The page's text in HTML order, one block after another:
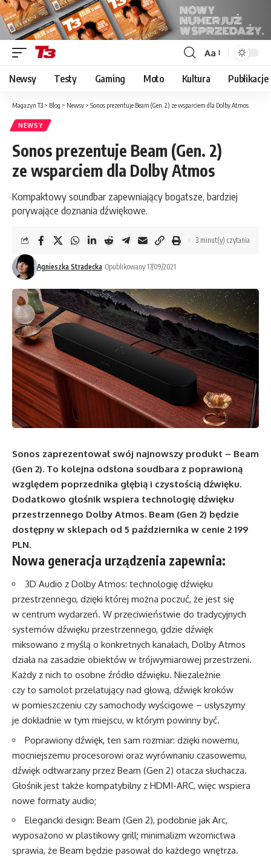
Font
Resizer
Aa
Newsy Testy Gaming Moto Kultura Publikacje
Magazyn T3 > Blog > Newsy > Sonos prezentuje Beam (Gen. 2) ze wsparciem dla Dolby Atmos
NEWSY
Sonos prezentuje Beam (Gen. 2)
ze wsparciem dla Dolby Atmos
Kompaktowy soundbar zapewniający bogatsze, bardziej
porywające doznania dźwiękowe.
Agnieszka Stradecka Opublikowany 17/09/2021
3 minut(y) czytania
Sonos zaprezentował swój najnowszy produkt – Beam
(Gen 2). To kolejna odsłona soudbara z poprawioną
względem poprzednika głębią i czystością dźwięku.
Dodatkowo głośnik wspiera technologię dźwięku
przestrzennego Dolby Atmos. Beam (Gen 2) będzie
dostępny w sklepach od 5 października w cenie 2 199
PLN.
Nowa generacja urządzenia zapewnia:
3D Audio z Dolby Atmos: technologię dźwięku
przestrzennego, dzięki której można poczuć, że jest się
w centrum wydarzeń. W przeciwieństwie do tradycyjnych
systemów dźwięku przestrzennego, gdzie dźwięk
miksowano z myślą o konkretnych kanałach, Dolby Atmos
działa na zasadzie obiektów w trójwymiarowej przestrzeni.
Każdy z nich to osobne źródło dźwięku. Niezależnie
czy to samolot przelatujący nad głową, dźwięk kroków
w pomieszczeniu czy samochody wyścigowe – usłyszymy
je dokładnie w tym miejscu, w którym powinny być.
Poprawiony dźwięk, ten sam rozmiar: dzięki nowemu,
mocniejszemu procesorowi oraz wyrównaniu czasowemu,
dźwięk odtwarzany przez Beam (Gen 2) otacza słuchacza.
Głośnik jest także kompatybilny z HDMI-ARC, więc wspiera
nowe formaty audio;
Elegancki design: Beam (Gen 2), podobnie jak Arc,
wyposażono w plastikowy grill; minimalizm wzornictwa
sprawia, że Beam będzie pasował do każdego wnętrza.